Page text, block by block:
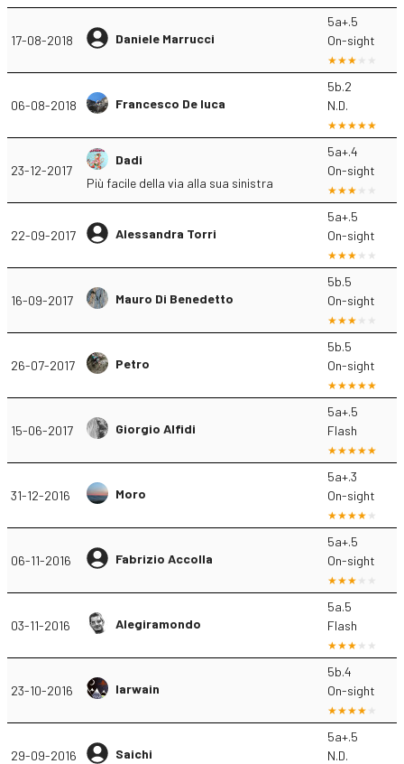
17-08-2018 Daniele Marrucci
5a+.5
On-sight
06-08-2018 Francesco De luca
5b.2
N.D.
23-12-2017
Dadi
Più facile della via alla sua sinistra
5a+.4
On-sight
22-09-2017 Alessandra Torri
5a+.5
On-sight
16-09-2017 Mauro Di Benedetto
5b.5
On-sight
26-07-2017 Petro
5b.5
On-sight
15-06-2017 Giorgio Alfidi
5a+.5
Flash
31-12-2016 Moro
5a+.3
On-sight
06-11-2016 Fabrizio Accolla
5a+.5
On-sight
03-11-2016 Alegiramondo
5a.5
Flash
23-10-2016 Iarwain
5b.4
On-sight
29-09-2016 Saichi
5a+.5
N.D.